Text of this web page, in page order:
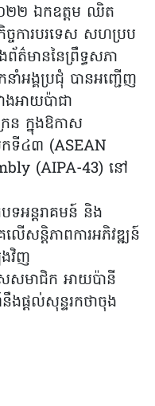
០២២ ឯកឧត្តម ឈិត
ចការបរទេស សហប្រប
ព័ត៌មាននៃព្រឹទ្ធសភា
ាំអង្គប្រជុំ បានអញ្ជើញ
ងអាយប៉ាជា
ន ក្នុងឱកាស
កទី៤៣ (ASEAN
(AIPA-43) នៅ
បទអន្តរាគមន៍ និង
ើសន្តិភាពការអភិវឌ្ឍន៍
ងវិញ
សមាជិក អាយប៉ានី
ផ្តល់សុន្ទរកថាចុង